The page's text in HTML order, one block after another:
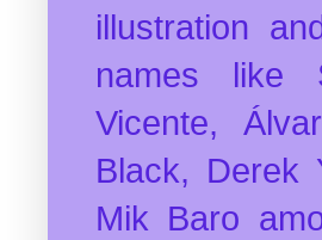
illustration
names like
Vicente,
Black, Derek
Mik Baro